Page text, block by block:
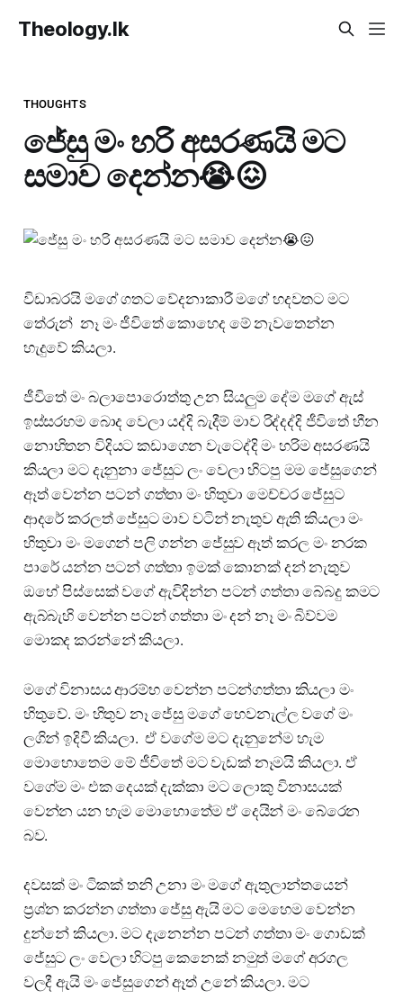
Theology.lk
THOUGHTS
ජේසු මං හරි අසරණයි මට
සමාව දෙන්න😭😖
විඩාබරයි මගේ ගතට වේදනාකාරී මගේ හදවතට මට
තේරුන් නෑ මං ජීවිතේ කොහෙද මේ නැවතෙන්න
හැදුවේ කියලා.
ජීවිතේ මං බලාපොරොත්තු උන සියලුම දේම මගේ ඇස්
ඉස්සරහම බොද වෙලා යද්දි බැදීම් මාව රිද්දද්දි ජීවිතේ හීන
නොහිතන විදියට කඩාගෙන වැටෙද්දි මං හරිම අසරණයි
කියලා මට දැනුනා ජේසුට ලං වෙලා හිටපු මම ජේසුගෙන්
ඈත් වෙන්න පටන් ගත්තා මං හිතුවා මෙච්චර ජේසුට
ආදරේ කරලත් ජේසුට මාව වටින් නැතුව ඇති කියලා මං
හිතුවා මං මගෙන් පලි ගන්න ජේසුව ඈත් කරල මං නරක
පාරේ යන්න පටන් ගත්තා ඉමක් කොනක් දන් නැතුව
ඔහේ පිස්සෙක් වගේ ඇවිදින්න පටන් ගත්තා බේබදු කමට
ඇබ්බැහි වෙන්න පටන් ගත්තා මං දන් නෑ මං බිව්වම
මොකද කරන්නේ කියලා.
මගේ විනාසය ආරම්භ වෙන්න පටන්ගත්තා කියලා මං
හිතුවේ. මං හිතුව නෑ ජේසු මගේ හෙවනැල්ල වගේ මං
ලගින් ඉදිවී කියලා. ඒ වගේම මට දැනුනේම හැම
මොහොතෙම මේ ජීවිතේ මට වැඩක් නෑමයි කියලා. ඒ
වගේම මං එක දෙයක් දැක්කා මට ලොකු විනාසයක්
වෙන්න යන හැම මොහොතේම ඒ දෙයින් මං බේරෙන
බව.
දවසක් මං ටිකක් තනි උනා මං මගේ ඇතුලාන්තයෙන්
ප්‍රශ්න කරන්න ගත්තා ජේසු ඇයි මට මෙහෙම වෙන්න
දුන්නේ කියලා. මට දැනෙන්න පටන් ගත්තා මං ගොඩක්
ජේසුට ලං වෙලා හිටපු කෙනෙක් නමුත් මගේ අරගල
වලදී ඇයි මං ජේසුගෙන් ඈත් උනේ කියලා. මට